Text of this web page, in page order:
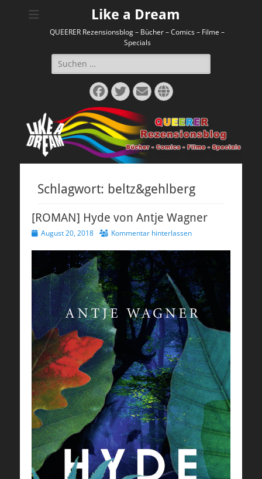
Like a Dream
QUEERER Rezensionsblog – Bücher – Comics – Filme –
Specials
Suchen
nach:
Facebook
Twitter
E-
Mail
Website
Schlagwort: beltz&gehlberg
[ROMAN] Hyde von Antje Wagner
Veröffentlicht
August 20, 2018 Kommentar hinterlassen